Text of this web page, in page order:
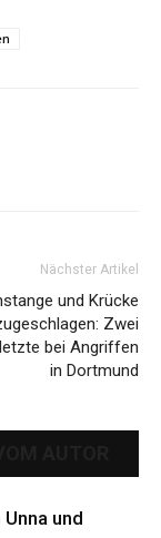
Nächster Artikel
und Krücke
Zwei
bei Angriffen
in Dortmund
und